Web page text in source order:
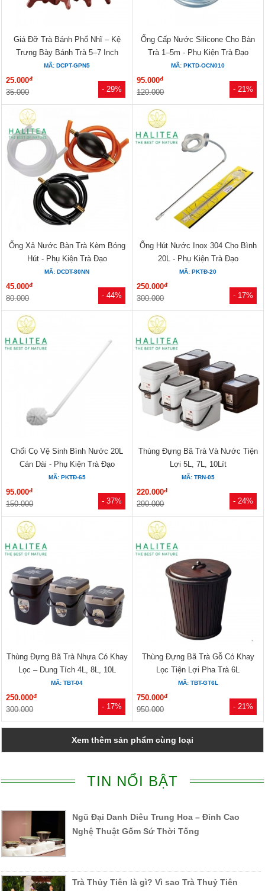
- 29%
Giá Đỡ Trà Bánh Phổ Nhĩ – Kệ
Trưng Bày Bánh Trà 5–7 Inch
MÃ: DCPT-GPN5
25.000đ
35.000 - 21%
Ống Cấp Nước Silicone Cho Bàn
Trà 1–5m - Phụ Kiện Trà Đạo
MÃ: PKTD-OCN010
95.000đ
120.000
- 44%
Ống Xả Nước Bàn Trà Kèm Bóng
Hút - Phụ Kiện Trà Đạo
MÃ: DCDT-80NN
45.000đ
80.000 - 17%
Ống Hút Nước Inox 304 Cho Bình
20L - Phụ Kiện Trà Đạo
MÃ: PKTĐ-20
250.000đ
300.000
- 37%
Chổi Cọ Vệ Sinh Bình Nước 20L
Cán Dài - Phụ Kiện Trà Đạo
MÃ: PKTĐ-65
95.000đ
150.000 - 24%
Thùng Đựng Bã Trà Và Nước Tiện
Lợi 5L, 7L, 10Lít
MÃ: TRN-05
220.000đ
290.000
- 17%
Thùng Đựng Bã Trà Nhựa Có Khay
Lọc – Dung Tích 4L, 8L, 10L
MÃ: TBT-04
250.000đ
300.000 - 21%
Thùng Đựng Bã Trà Gỗ Có Khay
Lọc Tiện Lợi Pha Trà 6L
MÃ: TBT-GT6L
750.000đ
950.000
Xem thêm sản phẩm cùng loại
TIN NỔI BẬT
Ngũ Đại Danh Diêu Trung Hoa – Đỉnh Cao
Nghệ Thuật Gốm Sứ Thời Tống
Trà Thủy Tiên là gì? Vì sao Trà Thuỷ Tiên